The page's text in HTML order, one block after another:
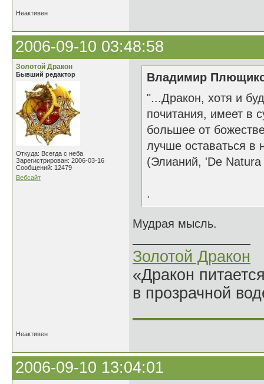
Неактивен
2006-09-10 03:48:58
Золотой Дракон
Бывший редактор
Откуда: Всегда с неба
Зарегистрирован: 2006-03-16
Сообщений: 12479
Вебсайт
Владимир
"...Дракон, хотя и
почитания, имеет в
большее от
лучше оставаться в
(Элианий, 'De Natura
.
Мудрая мысль.
Золотой Дракон
«Дракон
в прозрачной
Неактивен
2006-09-10 13:04:01